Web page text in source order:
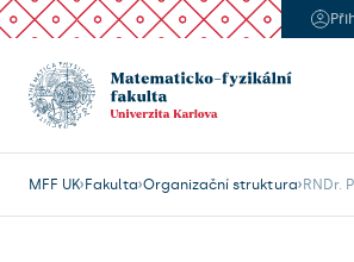
MFF UK Fakulta Organizační struktura RNDr.